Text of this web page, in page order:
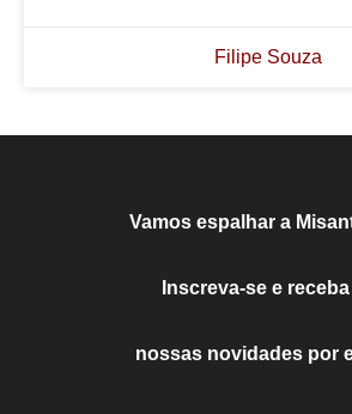
Filipe Souza
Vamos espalhar a
Inscreva-se e
nossas novidades por